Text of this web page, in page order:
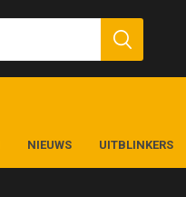
NIEUWS UITBLINKERS